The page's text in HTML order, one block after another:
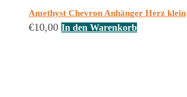
Amethyst Chevron Anhänger Herz klein
€10,00 In den Warenkorb